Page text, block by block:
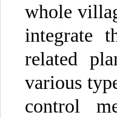
whole
integrate
related
various
control